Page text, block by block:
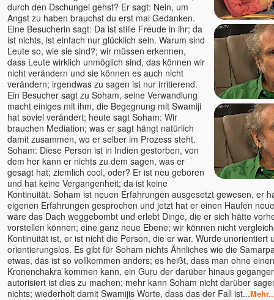
durch den Dschungel gehst? Er sagt: Nein, um
Angst zu haben brauchst du erst mal Gedanken.
Eine Besucherin sagt: Da ist stille Freude in ihr; da
ist nichts, ist einfach nur glücklich sein. Warum sind
Leute so, wie sie sind?; wir müssen erkennen,
dass Leute wirklich unmöglich sind, das können wir
nicht verändern und sie können es auch nicht
verändern; irgendwas zu sagen ist nur irritierend.
Ein Besucher sagt zu Soham, seine Verwandlung
macht einiges mit ihm, die Begegnung mit Swamiji
hat soviel verändert; heute sagt Soham: Wir
brauchen Mediation; was er sagt hängt natürlich
damit zusammen, wo er selber im Prozess steht.
Soham: Diese Person ist in Indien gestorben, von
dem her kann er nichts zu dem sagen, was er
gesagt hat; ziemlich cool, oder? Er ist neu geboren
und hat keine Vergangenheit; da ist keine
Kontinuität. Soham ist neuen Erfahrungen ausgesetzt gewesen, er
eigenen Erfahrungen gesprochen und jetzt hat er einen Haufen
wäre das Dach weggebombt und erlebt Dinge, die er sich hätte
vorstellen können; eine ganz neue Ebene; wir können nicht
Kontinuität ist, er ist nicht die Person, die er war. Wurde unorientiert
orientierungslos. Es gibt für Soham nichts Ähnliches wie die
etwas, das ist so vollkommen anders; es heißt, dass man ohne
Kronenchakra kommen kann, ein Guru der darüber hinaus
autorisiert ist dies zu machen; mehr kann Soham nicht darüber
nichts; wiederholt damit Swamijis Worte, dass das der Fall ist...